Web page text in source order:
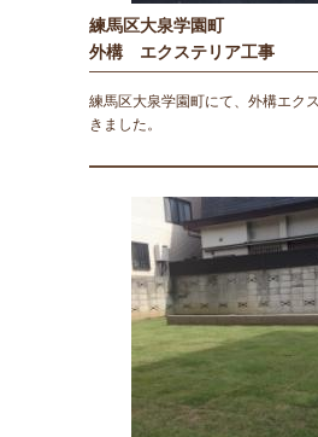
練馬区大泉学園町
外構 エクステリア工事
練馬区大泉学園町にて、外構エク
きました。